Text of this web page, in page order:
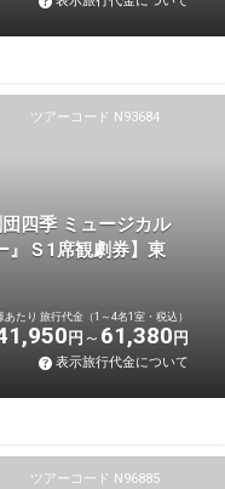
ツアーコード N93684
四季 ミュージカル
』Ｓ1席観劇券】東
あたり 旅行代金（1～4名1室・税込）
円 61,380 円
表示旅行代金について
ツアーコード N96885